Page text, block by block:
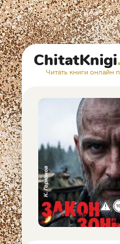
ChitatKnigi
Читать книги онлайн